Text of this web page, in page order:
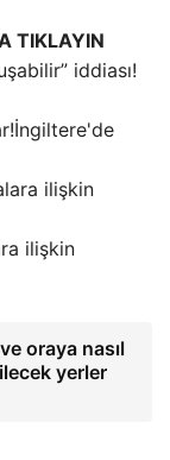
TIKLAYIN
iddiası!
İngiltere'de
ilişkin
oraya nasıl
yerler